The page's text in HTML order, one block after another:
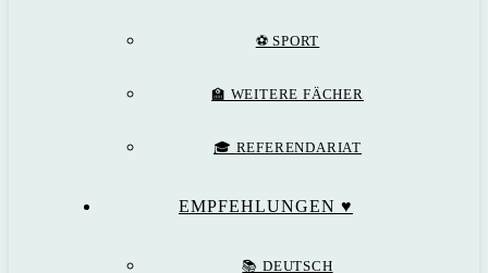
⚽️ SPORT
🏫 WEITERE FÄCHER
🎓 REFERENDARIAT
EMPFEHLUNGEN ♥️
📚 DEUTSCH